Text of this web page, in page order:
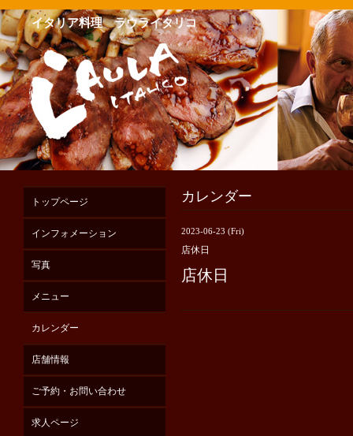
イタリア料理 ラウライタリコ
カレンダー
2023-06-23 (Fri)
店休日
店休日
トップページ
インフォメーション
写真
メニュー
カレンダー
店舗情報
ご予約・お問い合わせ
求人ページ